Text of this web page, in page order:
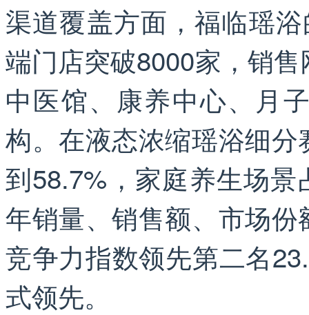
渠道覆盖方面，福临瑶
端门店突破8000家，销
中医馆、康养中心、月
构。在液态浓缩瑶浴细
到58.7%，家庭养生场
年销量、销售额、市场
竞争力指数领先第二名
式领先。